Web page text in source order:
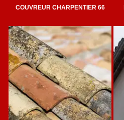
COUVREUR CHARPENTIER 66